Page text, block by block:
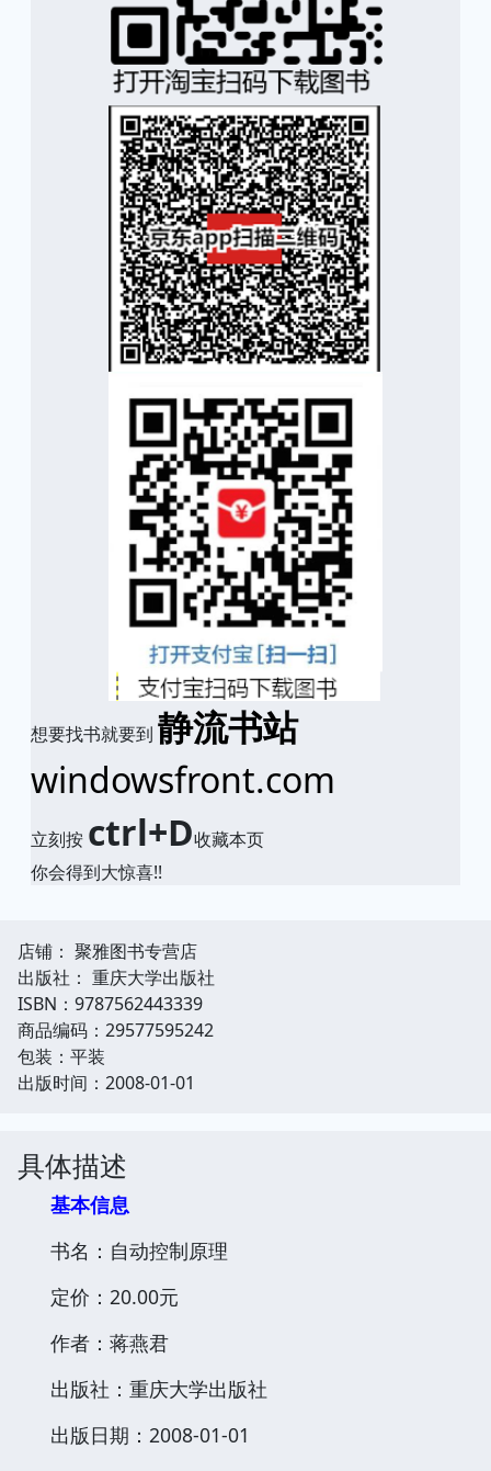
想要找书就要到 静流书站
windowsfront.com
立刻按 ctrl+D收藏本页
你会得到大惊喜!!
店铺： 聚雅图书专营店
出版社： 重庆大学出版社
ISBN：9787562443339
商品编码：29577595242
包装：平装
出版时间：2008-01-01
具体描述
基本信息
书名：自动控制原理
定价：20.00元
作者：蒋燕君
出版社：重庆大学出版社
出版日期：2008-01-01